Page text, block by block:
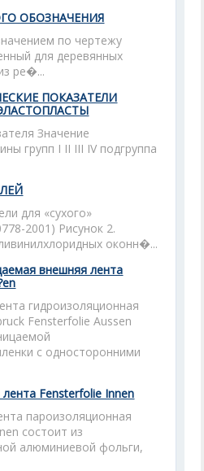
ОБОЗНАЧЕНИЯ
по чертежу
для деревянных
ре�...
ПОКАЗАТЕЛИ
Значение
групп I II III IV подгруппа
для «сухого»
2001) Рисунок 2.
оконн�...
внешняя лента
гидроизоляционная
Fensterfolie Aussen
с односторонними
Fensterfolie Innen
пароизоляционная
состоит из
алюминиевой фольги,